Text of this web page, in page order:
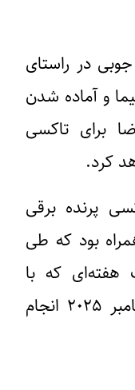
در راستای
و آماده شدن
برای تاکسی
کرد.
پرنده برقی
بود که طی
که با
همکاری شرکت تویوتا در دسامبر ۲۰۲۵ انجام